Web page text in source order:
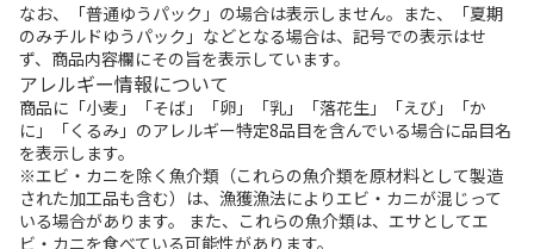
なお、「普通ゆうパック」の場合は表示しません。また、「夏期
のみチルドゆうパック」などとなる場合は、記号での表示はせ
ず、商品内容欄にその旨を表示しています。
アレルギー情報について
商品に「小麦」「そば」「卵」「乳」「落花生」「えび」「か
に」「くるみ」のアレルギー特定8品目を含んでいる場合に品目名
を表示します。
※エビ・カニを除く魚介類（これらの魚介類を原材料として製造
された加工品も含む）は、漁獲漁法によりエビ・カニが混じって
いる場合があります。 また、これらの魚介類は、エサとしてエ
ビ・カニを食べている可能性があります。